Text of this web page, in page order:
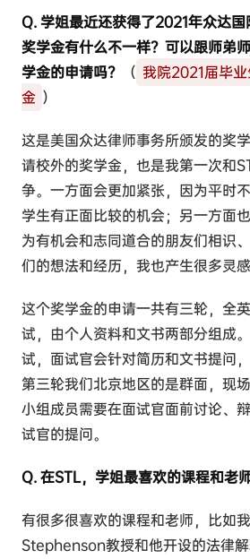
Q. 学姐最近还获得了2021年众达
奖学金有什么不一样？可以跟师弟
学金的申请吗？
（ 我院2021届毕
金 ）
这是美国众达律师事务所颁发的奖
请校外的奖学金，也是我第一次和
争。一方面会更加紧张，因为平时
学生有正面比较的机会；另一方面
为有机会和志同道合的朋友们相识
们的想法和经历，我也产生很多灵感
这个奖学金的申请一共有三轮，全
试，由个人资料和文书两部分组成
试，面试官会针对简历和文书提问
第三轮我们北京地区的是群面，现
小组成员需要在面试官面前讨论、
试官的提问。
Q. 在STL，学姐最喜欢的课程和老
有很多很喜欢的课程和老师，比如
Stephenson教授和他开设的法律